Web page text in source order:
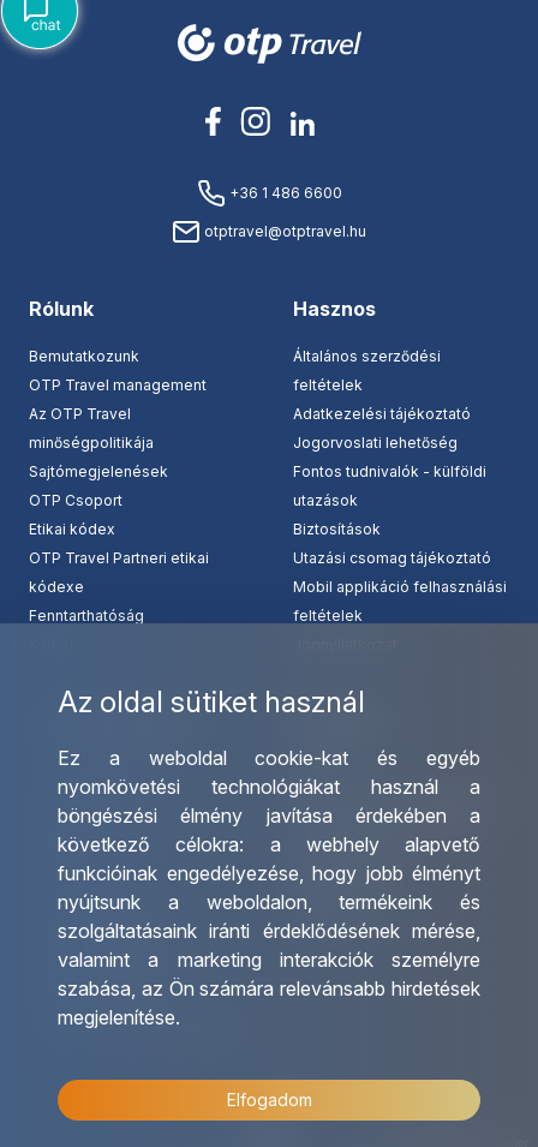
Az oldal sütiket használ
Ez a weboldal cookie-kat és egyéb
nyomkövetési technológiákat használ a
böngészési élmény javítása érdekében a
következő célokra: a webhely alapvető
funkcióinak engedélyezése, hogy jobb élményt
nyújtsunk a weboldalon,termékeink és
szolgáltatásaink iránti érdeklődésének mérése,
valamint a marketing interakciók személyre
szabása, az Ön számára relevánsabb hirdetések
megjelenítése.
Elfogadom
+36 1 486 6600
otptravel@otptravel.hu
Rólunk
Bemutatkozunk
OTP Travel management
Az OTP Travel
minőségpolitikája
Sajtómegjelenések
OTP Csoport
Etikai kódex
OTP Travel Partneri etikai
kódexe
Fenntarthatóság
Hasznos
Általános szerződési
feltételek
Adatkezelési tájékoztató
Jogorvoslati lehetőség
Fontos tudnivalók - külföldi
utazások
Biztosítások
Utazási csomag tájékoztató
Mobil applikáció felhasználási
feltételek
Csoportos utazások
szervezése
Egyéni utak szervezése
Hajóutak
Üzleti utaztatás
Nemzetközi tanár és
diákigazolványok
Letölthető katalógusunk
Ajándékutalvány
OTP Travel kedvezmények
Irodáink
Utazásszervező partnereink
Viszonteladó Partnereink
Partnereinknek
Utazási kérdőív
Impresszum